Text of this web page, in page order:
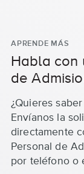
APRENDE MÁS
Habla con
de
¿Quieres
Envíanos la
directamente
Personal de
por teléfono o